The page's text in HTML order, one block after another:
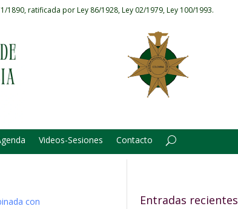
1890, ratificada por Ley 86/1928, Ley 02/1979, Ley 100/1993.
Videos-Sesiones Contacto
Entradas recientes